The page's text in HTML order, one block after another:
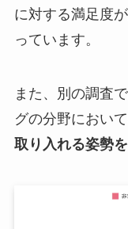
に対する満足度
っています。​
また、別の調査
グの分野において
取り入れる姿勢